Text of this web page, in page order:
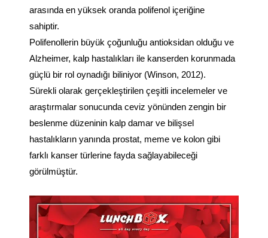
arasında en yüksek oranda polifenol içeriğine
sahiptir.
Polifenollerin büyük çoğunluğu antioksidan olduğu ve
Alzheimer, kalp hastalıkları ile kanserden korunmada
güçlü bir rol oynadığı biliniyor (Winson, 2012).
Sürekli olarak gerçekleştirilen çeşitli incelemeler ve
araştırmalar sonucunda ceviz yönünden zengin bir
beslenme düzeninin kalp damar ve bilişsel
hastalıkların yanında prostat, meme ve kolon gibi
farklı kanser türlerine fayda sağlayabileceği
görülmüştür.